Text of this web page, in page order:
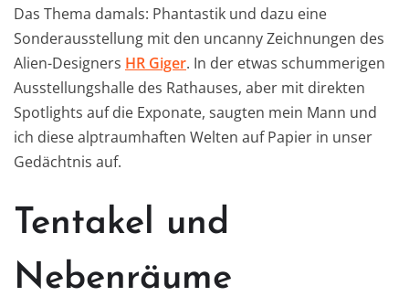
Das Thema damals: Phantastik und dazu eine
Sonderausstellung mit den uncanny Zeichnungen des
Alien-Designers HR Giger. In der etwas schummerigen
Ausstellungshalle des Rathauses, aber mit direkten
Spotlights auf die Exponate, saugten mein Mann und
ich diese alptraumhaften Welten auf Papier in unser
Gedächtnis auf.
Tentakel und
Nebenräume